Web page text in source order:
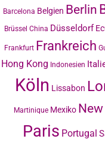
Barcelona Belgien Berlin
Brüssel China Düsseldorf
Frankfurt Frankreich
Hong Kong Indonesien
Köln Lissabon
Martinique Mexiko
Paris Portugal